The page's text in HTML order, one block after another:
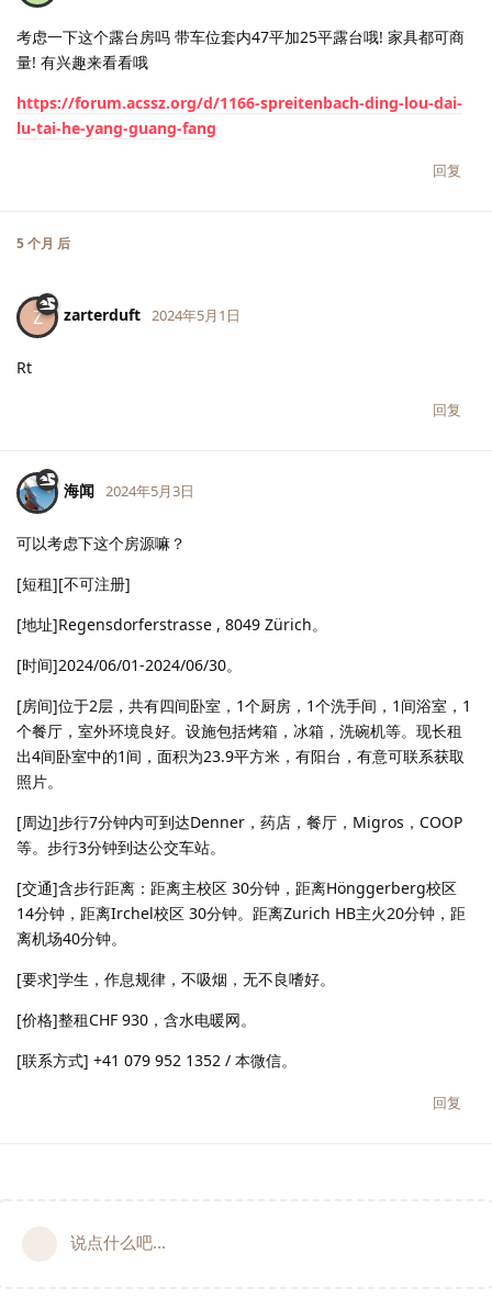
考虑一下这个露台房吗 带车位套内47平加25平露台哦! 家具都可商
量! 有兴趣来看看哦
https://forum.acssz.org/d/1166-spreitenbach-ding-lou-dai-
lu-tai-he-yang-guang-fang
回复
5 个月 后
Z zarterduft 2024年5月1日
Rt
回复
海闻 2024年5月3日
可以考虑下这个房源嘛？
[短租][不可注册]
[地址]Regensdorferstrasse , 8049 Zürich。
[时间]2024/06/01-2024/06/30。
[房间]位于2层，共有四间卧室，1个厨房，1个洗手间，1间浴室，1
个餐厅，室外环境良好。设施包括烤箱，冰箱，洗碗机等。现长租
出4间卧室中的1间，面积为23.9平方米，有阳台，有意可联系获取
照片。
[周边]步行7分钟内可到达Denner，药店，餐厅，Migros，COOP
等。步行3分钟到达公交车站。
[交通]含步行距离：距离主校区 30分钟，距离Hönggerberg校区
14分钟，距离Irchel校区 30分钟。距离Zurich HB主火20分钟，距
离机场40分钟。
[要求]学生，作息规律，不吸烟，无不良嗜好。
[价格]整租CHF 930，含水电暖网。
[联系方式] +41 079 952 1352 / 本微信。
回复
说点什么吧...